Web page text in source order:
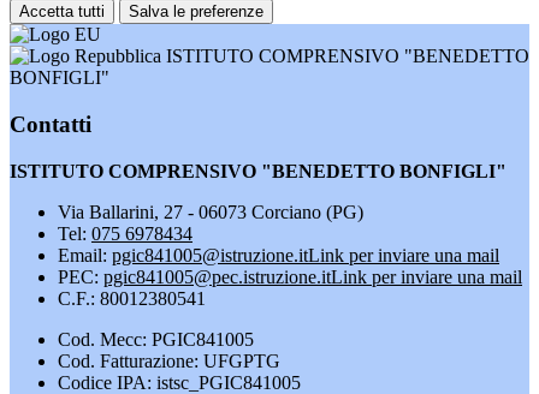
Accetta tutti Salva le preferenze
ISTITUTO COMPRENSIVO "BENEDETTO
BONFIGLI"
Contatti
ISTITUTO COMPRENSIVO "BENEDETTO BONFIGLI"
Via Ballarini, 27 - 06073 Corciano (PG)
Tel: 075 6978434
Email: pgic841005@istruzione.itLink per inviare una mail
PEC: pgic841005@pec.istruzione.itLink per inviare una mail
C.F.: 80012380541
Cod. Mecc: PGIC841005
Cod. Fatturazione: UFGPTG
Codice IPA: istsc_PGIC841005